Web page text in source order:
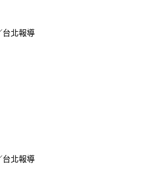
台北報導
台北報導